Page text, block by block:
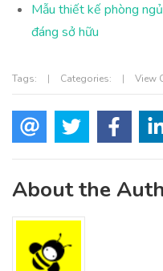
Mẫu thiết kế phòng
đáng sở hữu
Tags: | Categories: | View
About the